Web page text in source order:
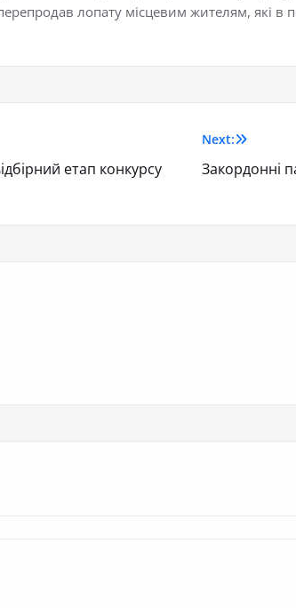
лопату місцевим жителям, які в
етап конкурсу
Next:
Закордонні